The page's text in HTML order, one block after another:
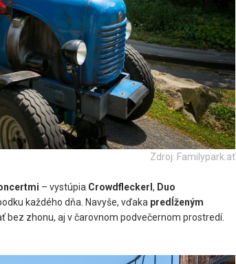
Zdroj: Familypark.at
– vystúpia Crowdfleckerl , Duo
každého dňa. Navyše, vďaka predĺženým
bez zhonu, aj v čarovnom podvečernom prostredí.